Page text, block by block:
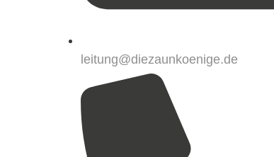
leitung@diezaunkoenige.de